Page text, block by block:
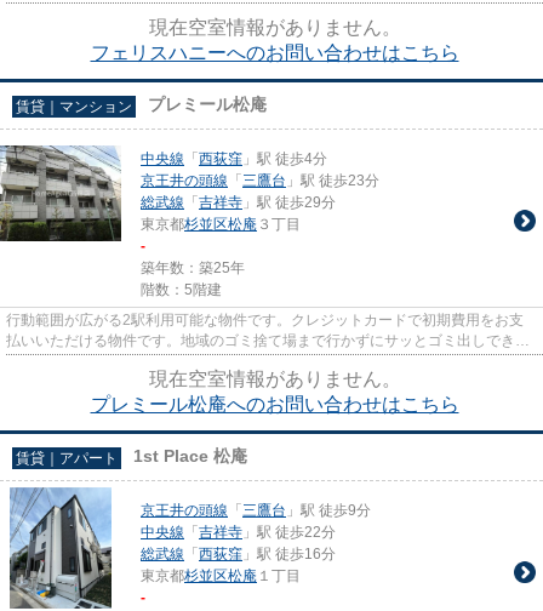
現在空室情報がありません。
フェリスハニーへのお問い合わせはこちら
賃貸｜マンション プレミール松庵
中央線 「 西荻窪 」駅 徒歩4分
京王井の頭線 「 三鷹台 」駅 徒歩23分
総武線 「 吉祥寺 」駅 徒歩29分
東京都杉並区松庵 ３丁目
-
築年数：築25年
階数：5階建
行動範囲が広がる2駅利用可能な物件です。クレジットカードで初期費用をお支
払いいただける物件です。地域のゴミ捨て場まで行かずにサッとゴミ出しできる
現在空室情報がありません。
プレミール松庵へのお問い合わせはこちら
賃貸｜アパート 1st Place 松庵
京王井の頭線 「 三鷹台 」駅 徒歩9分
中央線 「 吉祥寺 」駅 徒歩22分
総武線 「 西荻窪 」駅 徒歩16分
東京都杉並区松庵 １丁目
-